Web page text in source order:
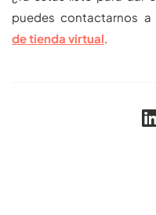
puedes contactarnos a
de tienda virtual.